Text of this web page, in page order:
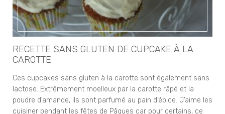
RECETTE SANS GLUTEN DE CUPCAKE À LA
CAROTTE
Ces cupcakes sans gluten à la carotte sont également sans
lactose. Extrêmement moelleux par la carotte râpé et la
poudre d’amande, ils sont parfumé au pain d’épice. J’aime les
cuisiner pendant les fêtes de Pâques car pour certains, ce